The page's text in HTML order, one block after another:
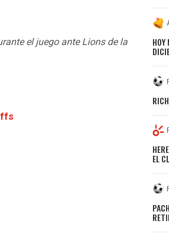
el juego ante Lions de la
EL